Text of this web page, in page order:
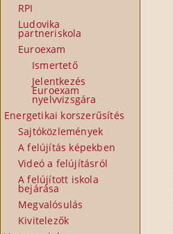
RPI
Ludovika
partneriskola
Euroexam
Ismertető
Jelentkezés
Euroexam
nyelvvizsgára
Energetikai korszerűsítés
Sajtóközlemények
A felújítás képekben
Videó a felújításról
A felújított iskola
bejárása
Megvalósulás
Kivitelezők